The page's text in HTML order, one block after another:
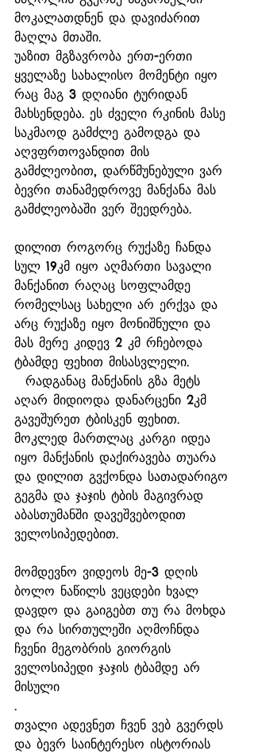
მოკალათდნენ და დავიძარით
მაღლა მთაში.
უაზით მგზავრობა ერთ-ერთი
ყველაზე სახალისო მომენტი იყო
რაც მაგ 3 დღიანი ტურიდან
მახსენდება. ეს ძველი რკინის მასე
საკმაოდ გამძლე გამოდგა და
აღვფრთოვანდით მის
გამძლეობით, დარწმუნებული ვარ
ბევრი თანამედროვე მანქანა მას
გამძლეობაში ვერ შეედრება.
დილით როგორც რუქაზე ჩანდა
სულ 19კმ იყო აღმართი სავალი
მანქანით რაღაც სოფლამდე
რომელსაც სახელი არ ერქვა და
არც რუქაზე იყო მონიშნული და
მას მერე კიდევ 2 კმ რჩებოდა
ტბამდე ფეხით მისასვლელი.
აღარ მიდიოდა დანარცენი 2კმ
გავეშურეთ ტბისკენ ფეხით.
მოკლედ მართლაც კარგი იდეა
იყო მანქანის დაქირავება თუარა
და დილით გვქონდა სათადარიგო
გეგმა და ჯაჯის ტბის მაგივრად
აბასთუმანში დავეშვებოდით
ველოსიპედებით.
მომდევნო ვიდეოს მე-3 დღის
ბოლო ნაწილს ვეცდები ხვალ
დავდო და გაიგებთ თუ რა მოხდა
და რა სირთულეში აღმოჩნდა
ჩვენი მეგობრის გიორგის
ველოსიპედი ჯაჯის ტბამდე არ
მისული
.
თვალი ადევნეთ ჩვენ ვებ გვერდს
და ბევრ საინტერესო ისტორიას